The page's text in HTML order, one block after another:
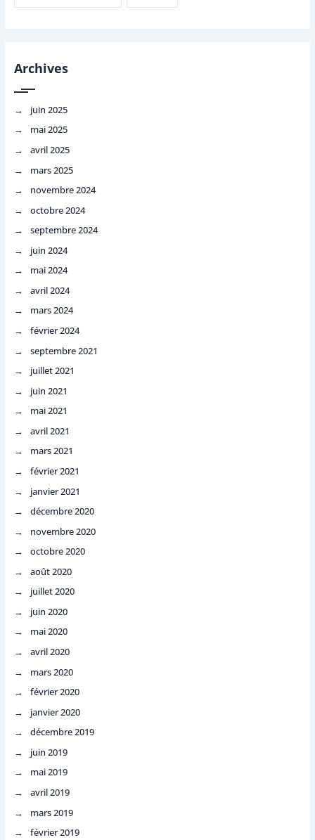
Archives
juin 2025
mai 2025
avril 2025
mars 2025
novembre 2024
octobre 2024
septembre 2024
juin 2024
mai 2024
avril 2024
mars 2024
février 2024
septembre 2021
juillet 2021
juin 2021
mai 2021
avril 2021
mars 2021
février 2021
janvier 2021
décembre 2020
novembre 2020
octobre 2020
août 2020
juillet 2020
juin 2020
mai 2020
avril 2020
mars 2020
février 2020
janvier 2020
décembre 2019
juin 2019
mai 2019
avril 2019
mars 2019
février 2019